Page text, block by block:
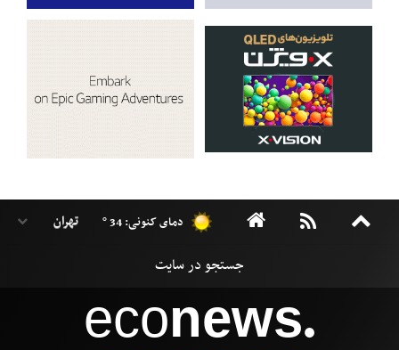
دمای کنونی: 34 °
econews●